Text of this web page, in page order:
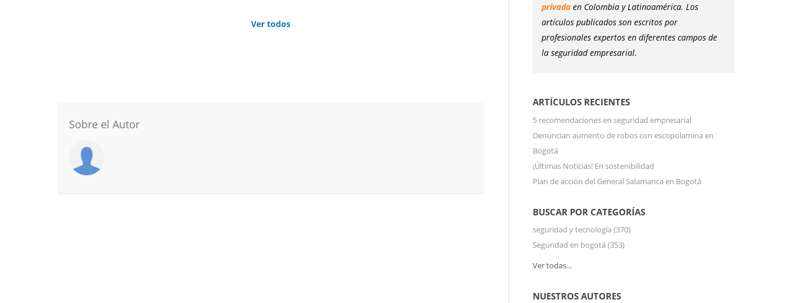
Ver todos
Sobre el Autor
privadaen Colombia y Latinoamérica. Los
artículos publicados son escritos por
profesionales expertos en diferentes campos de
la seguridad empresarial.
ARTÍCULOS RECIENTES
5 recomendaciones en seguridad empresarial
Denuncian aumento de robos con escopolamina en
Bogotá
¡Últimas Noticias! En sostenibilidad
Plan de acción del General Salamanca en Bogotá
BUSCAR POR CATEGORÍAS
seguridad y tecnología (370)
Seguridad en bogotá (353)
Ver todas...
NUESTROS AUTORES